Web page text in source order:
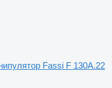
Fassi F 130A.22